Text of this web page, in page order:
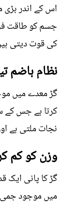
اس کے اندر بڑی
جسم کو طاقت
کی قوت دیتی
نظام ہاضم
گڑ معدے میں
کرتا ہے جس کے
نجات ملتی ہے
وزن کو کم
گڑ کا پانی
میں موجود جمی